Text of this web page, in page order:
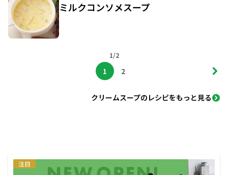
ミルクコンソメスープ
1/2
1 2
クリームスープのレシピをもっと見る
注目